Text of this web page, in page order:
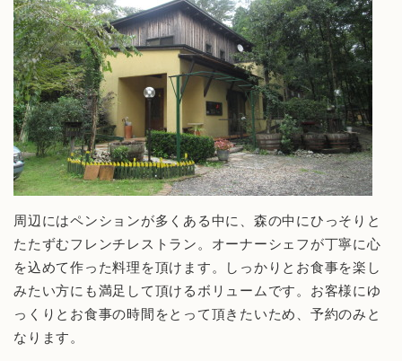
周辺にはペンションが多くある中に、森の中にひっそりと
たたずむフレンチレストラン。オーナーシェフが丁寧に心
を込めて作った料理を頂けます。しっかりとお食事を楽し
みたい方にも満足して頂けるボリュームです。お客様にゆ
っくりとお食事の時間をとって頂きたいため、予約のみと
なります。